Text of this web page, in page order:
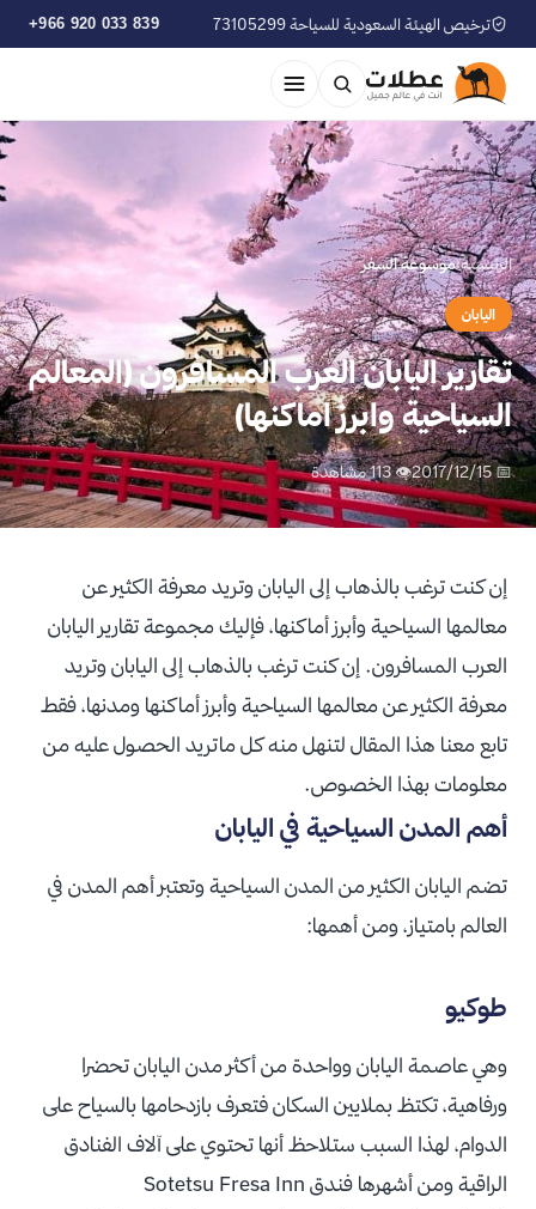
ترخيص الهيئة السعودية للسياحة 73105299 +966 920 033 839
الرئيسية›موسوعة السفر
اليابان
تقارير اليابان العرب المسافرون (المعالم
السياحية وابرز اماكنها)
📅 2017/12/15 👁 113 مشاهدة
إن كنت ترغب بالذهاب إلى اليابان وتريد معرفة الكثير عن
معالمها السياحية وأبرز أماكنها، فإليك مجموعة تقارير اليابان
العرب المسافرون. إن كنت ترغب بالذهاب إلى اليابان وتريد
معرفة الكثير عن معالمها السياحية وأبرز أماكنها ومدنها، فقط
تابع معنا هذا المقال لتنهل منه كل ماتريد الحصول عليه من
معلومات بهذا الخصوص.
أهم المدن السياحية في اليابان
تضم اليابان الكثير من المدن السياحية وتعتبر أهم المدن في
العالم بامتياز، ومن أهمها:
طوكيو
وهي عاصمة اليابان وواحدة من أكثر مدن اليابان تحضرا
ورفاهية، تكتظ بملايين السكان فتعرف بازدحامها بالسياح على
الدوام، لهذا السبب ستلاحظ أنها تحتوي على آلاف الفنادق
الراقية ومن أشهرها فندق Sotetsu Fresa Inn